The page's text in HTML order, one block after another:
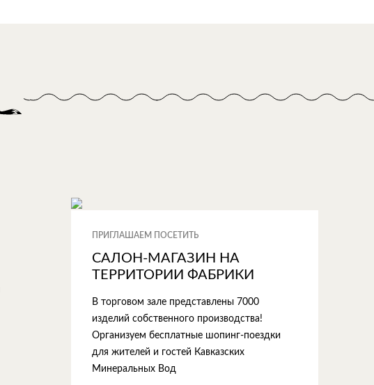
ПРИГЛАШАЕМ ПОСЕТИТЬ
САЛОН-МАГАЗИН НА
ТЕРРИТОРИИ ФАБРИКИ
В торговом зале представлены 7000
изделий собственного производства!
Организуем бесплатные шопинг-поездки
для жителей и гостей Кавказских
Минеральных Вод